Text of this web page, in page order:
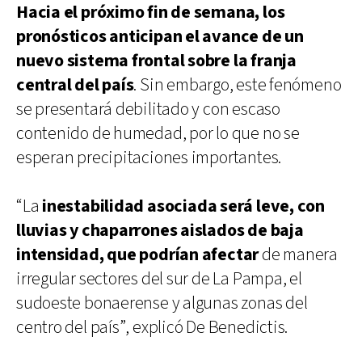
Hacia el próximo fin de semana, los
pronósticos anticipan el avance de un
nuevo sistema frontal sobre la franja
central del país. Sin embargo, este fenómeno
se presentará debilitado y con escaso
contenido de humedad, por lo que no se
esperan precipitaciones importantes.
“La inestabilidad asociada será leve, con
lluvias y chaparrones aislados de baja
intensidad, que podrían afectarde manera
irregular sectores del sur de La Pampa, el
sudoeste bonaerense y algunas zonas del
centro del país”, explicó De Benedictis.